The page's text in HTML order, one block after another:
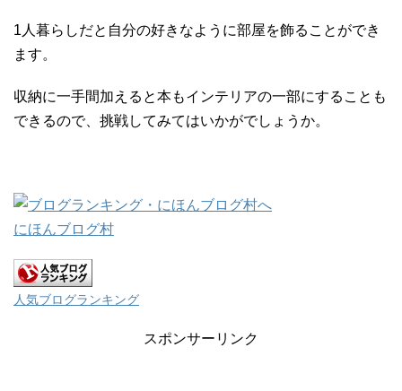
1人暮らしだと自分の好きなように部屋を飾ることができ
ます。
収納に一手間加えると本もインテリアの一部にすることも
できるので、挑戦してみてはいかがでしょうか。
にほんブログ村
人気ブログランキング
スポンサーリンク